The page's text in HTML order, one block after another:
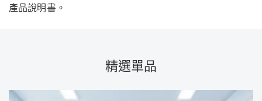
產品說明書。
精選單品